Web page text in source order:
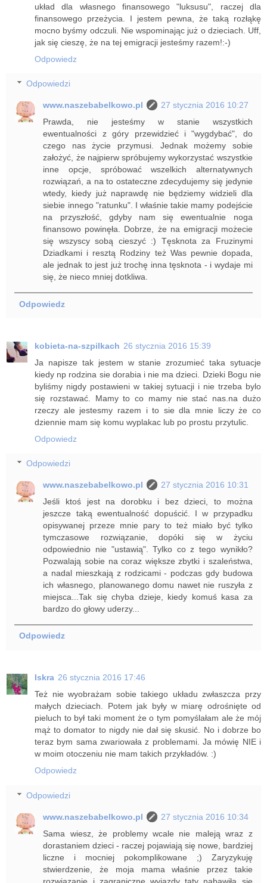
układ dla własnego finansowego "luksusu", raczej dla
finansowego przeżycia. I jestem pewna, że taką rozłąkę
mocno byśmy odczuli. Nie wspominając już o dzieciach. Uff,
jak się cieszę, że na tej emigracji jesteśmy razem!:-)
Odpowiedz
Odpowiedzi
www.naszebabelkowo.pl
27 stycznia 2016 10:27
Prawda, nie jesteśmy w stanie wszystkich
ewentualności z góry przewidzieć i "wygdybać", do
czego nas życie przymusi. Jednak możemy sobie
założyć, że najpierw spróbujemy wykorzystać wszystkie
inne opcje, spróbować wszelkich alternatywnych
rozwiązań, a na to ostateczne zdecydujemy się jedynie
wtedy, kiedy już naprawdę nie będziemy widzieli dla
siebie innego "ratunku". I właśnie takie mamy podejście
na przyszłość, gdyby nam się ewentualnie noga
finansowo powinęła. Dobrze, że na emigracji możecie
się wszyscy sobą cieszyć :) Tęsknota za Fruzinymi
Dziadkami i resztą Rodziny też Was pewnie dopada,
ale jednak to jest już trochę inna tęsknota - i wydaje mi
się, że nieco mniej dotkliwa.
Odpowiedz
kobieta-na-szpilkach 26 stycznia 2016 15:39
Ja napisze tak jestem w stanie zrozumieć taka sytuacje
kiedy np rodzina sie dorabia i nie ma dzieci. Dzieki Bogu nie
byliśmy nigdy postawieni w takiej sytuacji i nie trzeba bylo
się rozstawać. Mamy to co mamy nie stać nas.na dużo
rzeczy ale jestesmy razem i to sie dla mnie liczy że co
dziennie mam się komu wyplakac lub po prostu przytulic.
Odpowiedz
Odpowiedzi
www.naszebabelkowo.pl
27 stycznia 2016 10:31
Jeśli ktoś jest na dorobku i bez dzieci, to można
jeszcze taką ewentualność dopuścić. I w przypadku
opisywanej przeze mnie pary to też miało być tylko
tymczasowe rozwiązanie, dopóki się w życiu
odpowiednio nie "ustawią". Tylko co z tego wynikło?
Pozwalają sobie na coraz większe zbytki i szaleństwa,
a nadal mieszkają z rodzicami - podczas gdy budowa
ich własnego, planowanego domu nawet nie ruszyła z
miejsca...Tak się chyba dzieje, kiedy komuś kasa za
bardzo do głowy uderzy...
Odpowiedz
Iskra 26 stycznia 2016 17:46
Też nie wyobrażam sobie takiego układu zwłaszcza przy
małych dzieciach. Potem jak były w miarę odrośnięte od
pieluch to był taki moment że o tym pomyślałam ale że mój
mąż to domator to nigdy nie dał się skusić. No i dobrze bo
teraz bym sama zwariowała z problemami. Ja mówię NIE i
w moim otoczeniu nie mam takich przykładów. :)
Odpowiedz
Odpowiedzi
www.naszebabelkowo.pl
27 stycznia 2016 10:34
Sama wiesz, że problemy wcale nie maleją wraz z
dorastaniem dzieci - raczej pojawiają się nowe, bardziej
liczne i mocniej pokomplikowane ;) Zaryzykuję
stwierdzenie, że moja mama właśnie przez takie